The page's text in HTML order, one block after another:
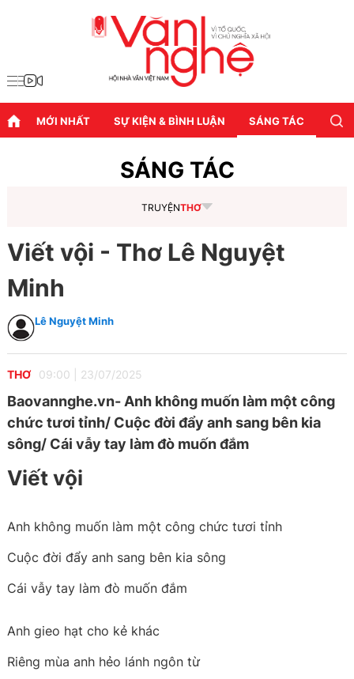
MỚI NHẤT SỰ KIỆN & BÌNH LUẬN SÁNG TÁC
SÁNG TÁC
TRUYỆNTHƠ
Viết vội - Thơ Lê Nguyệt
Minh
Lê Nguyệt Minh
THƠ 09:00 23/07/2025
Baovannghe.vn- Anh không muốn làm một công
chức tươi tỉnh/ Cuộc đời đẩy anh sang bên kia
sông/ Cái vẫy tay làm đò muốn đắm
Viết vội
Anh không muốn làm một công chức tươi tỉnh
Cuộc đời đẩy anh sang bên kia sông
Cái vẫy tay làm đò muốn đắm
Anh gieo hạt cho kẻ khác
Riêng mùa anh hẻo lánh ngôn từ